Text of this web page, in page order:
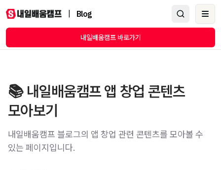
Blog
내일배움캠프 바로가기
📚 내일배움캠프 앱 창업 콘텐츠
모아보기
내일배움캠프 블로그의 앱 창업 관련 콘텐츠를 모아볼 수
있는 페이지입니다.